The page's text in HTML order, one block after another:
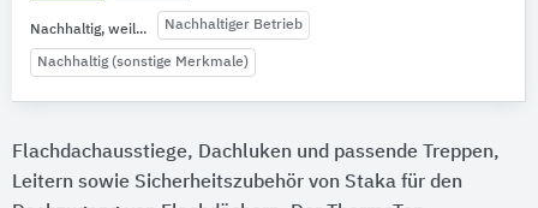
Nachhaltig, weil... Nachhaltiger Betrieb
Nachhaltig (sonstige Merkmale)
Flachdachausstiege, Dachluken und passende Treppen,
Leitern sowie Sicherheitszubehör von Staka für den